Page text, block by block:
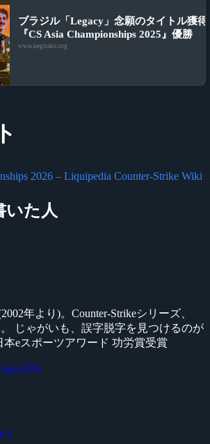
ブラジル「Legacy」念願のタイトル獲得
『CS Asia Championships 2025』優勝
www.negitaku.org
2026 – Liquipedia Counter-Strike Wiki
いた人
年より)。Counter-Strikeシリーズ、
じゃがいも、誤字脱字を見つけるのが
eスポーツアワード 功労賞受賞